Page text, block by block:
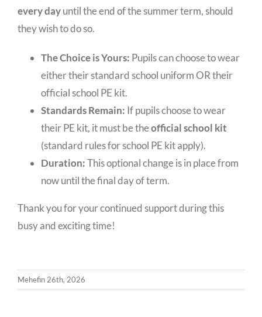
every dayuntil the end of the summer term, should
they wish to do so.
The Choice is Yours: Pupils can choose to wear
either their standard school uniform OR their
official school PE kit.
Standards Remain: If pupils choose to wear
their PE kit, it must be theofficial school kit
(standard rules for school PE kit apply).
Duration:This optional change is in place from
now until the final day of term.
Thank you for your continued support during this
busy and exciting time!
Mehefin 26th, 2026